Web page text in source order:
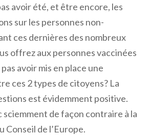
avoir été, et être encore, les
sur les personnes non-
ces dernières des nombreux
offrez aux personnes vaccinées
avoir mis en place une
ces 2 types de citoyens? La
est évidemment positive.
sciemment de façon contraire à la
Conseil de l’Europe.